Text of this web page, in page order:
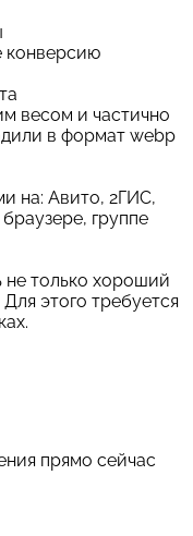
весом и частично
в формат webp
на: Авито, 2ГИС,
группе
только хороший
этого требуется
прямо сейчас